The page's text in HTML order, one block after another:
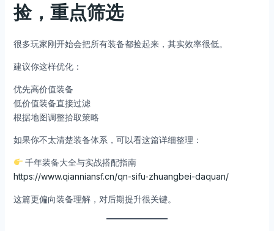
捡，重点筛选
很多玩家刚开始会把所有装备都捡起来，其实效率很低。
建议你这样优化：
优先高价值装备
低价值装备直接过滤
根据地图调整拾取策略
如果你不太清楚装备体系，可以看这篇详细整理：
千年装备大全与实战搭配指南
https://www.qianniansf.cn/qn-sifu-zhuangbei-daquan/
这篇更偏向装备理解，对后期提升很关键。